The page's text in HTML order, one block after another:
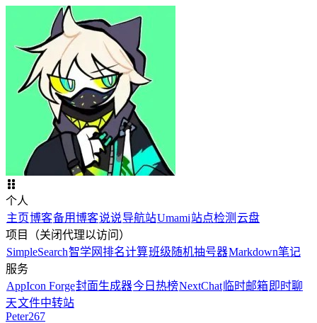
个人
主页博客备用博客说说导航站Umami站点检测 云盘
项目（关闭代理以访问）
SimpleSearch智学网排名计算班级随机抽号器Markdown笔记
服务
AppIcon Forge封面生成器今日热榜NextChat 临时邮箱 即时聊
天文件中转站
Peter267